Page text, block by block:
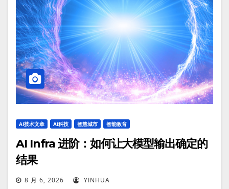
AI技术文章 AI科技 智慧城市 智能教育
AI Infra 进阶：如何让大模型输出确定的
结果
8 月 6, 2026 YINHUA